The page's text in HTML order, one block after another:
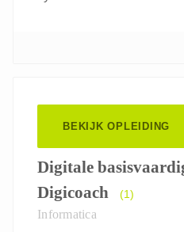
BEKIJK OPLEIDING
Digitale
Digicoach
(1)
Informatica